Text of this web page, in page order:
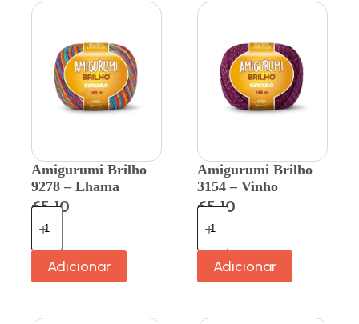
Amigurumi Brilho
9278 – Lhama
€5.10
Adicionar
Amigurumi Brilho
3154 – Vinho
€5.10
Adicionar